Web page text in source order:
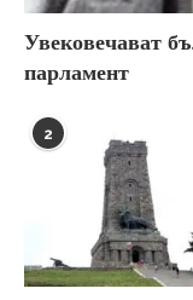
Увековечават
парламент
2